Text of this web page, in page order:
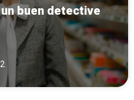
buen detective